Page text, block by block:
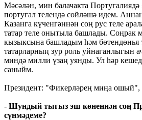
Мәсәлән, мин балачакта
португал телендә сөйләшә идем.
Казанга күченгәннән соң рус теле
татар теле онытыла башлады. Соңрак
кызыксына башладым һәм бөтендөнья
татарларның зур роль уйнаганлыгын
миндә милли үзаң уянды. Ул һәр
саныйм.
Президент: "Фикерләрең миңа ошый",
- Шундый тыгыз эш көненнән соң
сүнмәдеме?